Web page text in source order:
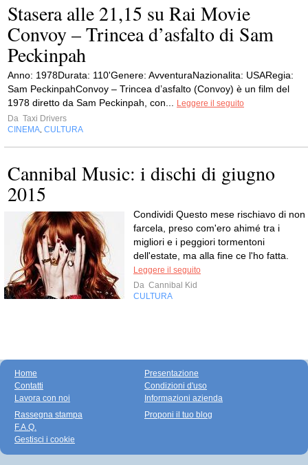
Stasera alle 21,15 su Rai Movie
Convoy – Trincea d’asfalto di Sam
Peckinpah
Anno: 1978Durata: 110'Genere: AvventuraNazionalita: USARegia:
Sam PeckinpahConvoy – Trincea d’asfalto (Convoy) è un film del
1978 diretto da Sam Peckinpah, con...
Leggere il seguito
Da Taxi Drivers
CINEMA CULTURA
Cannibal Music: i dischi di giugno
2015
Condividi Questo mese rischiavo di non
farcela, preso com'ero ahimé tra i
migliori e i peggiori tormentoni
dell'estate, ma alla fine ce l'ho fatta.
Leggere il seguito
Da Cannibal Kid
CULTURA
Home
Contatti
Lavora con noi
Presentazione
Condizioni d'uso
Informazioni azienda
Rassegna stampa
F.A.Q.
Gestisci i cookie
Proponi il tuo blog